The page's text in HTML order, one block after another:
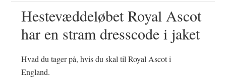
Hestevæddeløbet Royal Ascot
har en stram dresscode i jaket
Hvad du tager på, hvis du skal til Royal Ascot i
England.